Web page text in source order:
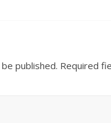
published. Required